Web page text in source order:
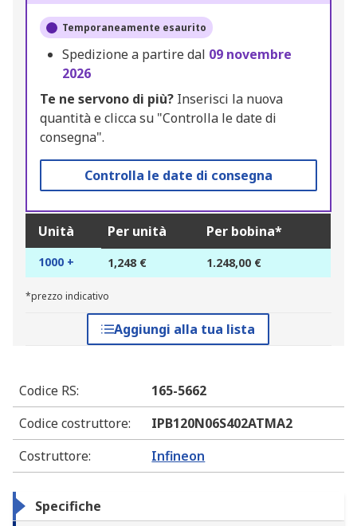
Temporaneamente esaurito
Spedizione a partire dal 09 novembre
2026
Te ne servono di più? Inserisci la nuova
quantità e clicca su "Controlla le date di
consegna".
Controlla le date di consegna
Unità Per unità Per bobina*
1000 + 1,248 € 1.248,00 €
*prezzo indicativo
Aggiungi alla tua lista
Codice RS:
165-5662
Codice costruttore:
IPB120N06S402ATMA2
Costruttore: Infineon
Specifiche